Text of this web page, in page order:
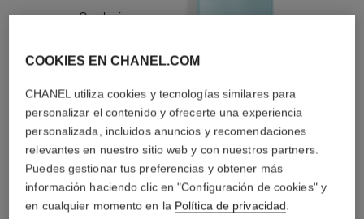
Con lociones y
2/4
LA COMBINACIÓN PERFECTA
COOKIES EN CHANEL.COM
CHANEL utiliza cookies y tecnologías similares para
personalizar el contenido y ofrecerte una experiencia
personalizada, incluidos anuncios y recomendaciones
relevantes en nuestro sitio web y con nuestros partners.
Puedes gestionar tus preferencias y obtener más
información haciendo clic en "Configuración de cookies" y
en cualquier momento en la Política de privacidad.